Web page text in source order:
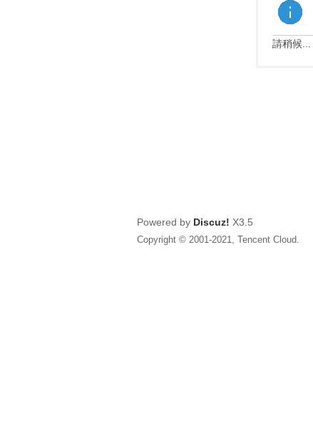
請稍候...
Powered by Discuz! X3.5
Copyright © 2001-2021, Tencent Cloud.